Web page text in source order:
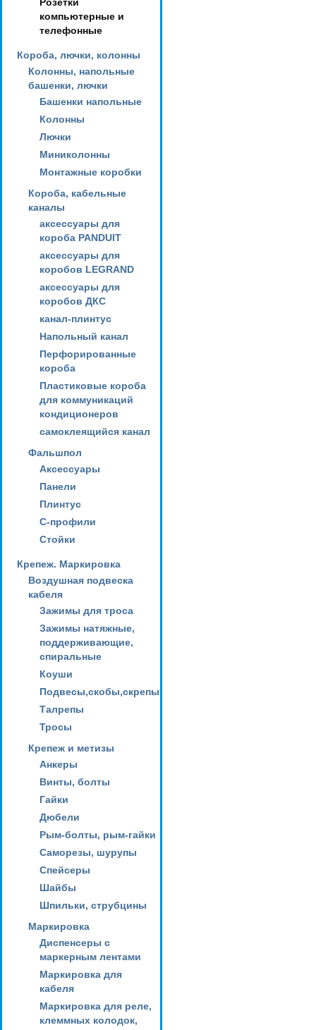
компьютерные и
телефонные
Короба, лючки, колонны
Колонны, напольные
башенки, лючки
Башенки напольные
Колонны
Лючки
Миниколонны
Монтажные коробки
Короба, кабельные
каналы
аксессуары для
короба PANDUIT
аксессуары для
коробов LEGRAND
аксессуары для
коробов ДКС
канал-плинтус
Напольный канал
Перфорированные
короба
Пластиковые короба
для коммуникаций
кондиционеров
самоклеящийся канал
Фальшпол
Аксессуары
Панели
Плинтус
С-профили
Стойки
Крепеж. Маркировка
Воздушная подвеска
кабеля
Зажимы для троса
Зажимы натяжные,
поддерживающие,
спиральные
Коуши
Подвесы,скобы,скрепы
Талрепы
Тросы
Крепеж и метизы
Анкеры
Винты, болты
Гайки
Дюбели
Рым-болты, рым-гайки
Саморезы, шурупы
Спейсеры
Шайбы
Шпильки, струбцины
Маркировка
Диспенсеры с
маркерным лентами
Маркировка для
кабеля
Маркировка для реле,
клеммных колодок,